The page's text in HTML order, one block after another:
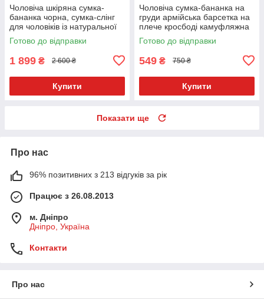
Чоловіча шкіряна сумка-
бананка чорна, сумка-слінг
для чоловіків із натуральної
шкіри
Готово до відправки
1 899 ₴ 2 600 ₴
Купити
Чоловіча сумка-бананка на
груди армійська барсетка на
плече кросбоді камуфляжна
плащівка
Готово до відправки
549 ₴ 750 ₴
Купити
Показати ще
Про нас
96% позитивних з 213 відгуків за рік
Працює з 26.08.2013
м. Дніпро
Дніпро, Україна
Контакти
Про нас